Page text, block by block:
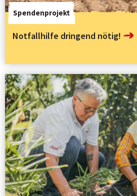
Spendenprojekt
Notfallhilfe dringend nötig!